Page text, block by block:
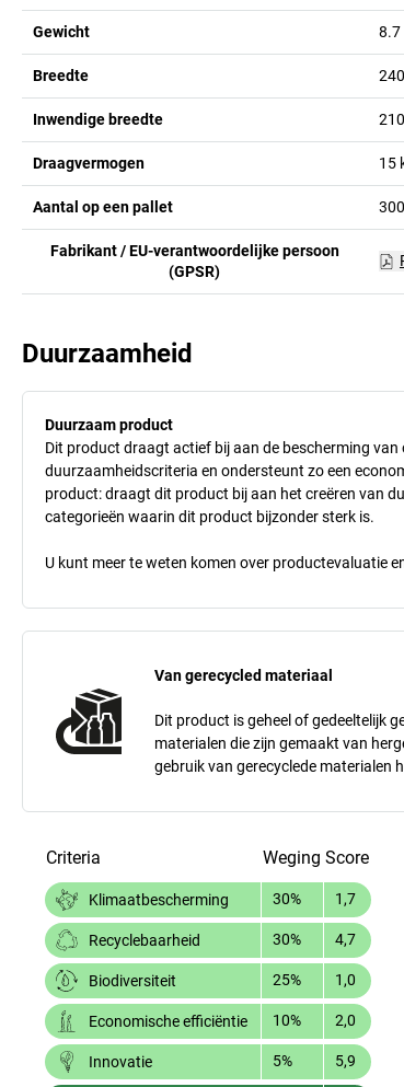
Gewicht 8.7
Breedte 240
Inwendige breedte 210
Draagvermogen 15
Aantal op een pallet 300
Fabrikant / EU-verantwoordelijke persoon
(GPSR)
Duurzaamheid
Duurzaam product
Dit product draagt actief bij aan de bescherming
duurzaamheidscriteria en ondersteunt zo een
product: draagt dit product bij aan het creëren van
categorieën waarin dit product bijzonder sterk is.
U kunt meer te weten komen over productevaluatie
Van gerecycled materiaal
Dit product is geheel of gedeeltelijk
materialen die zijn gemaakt van
gebruik van gerecyclede materialen
Criteria Weging Score
Klimaatbescherming 30% 1,7
Recyclebaarheid 30% 4,7
Biodiversiteit 25% 1,0
Economische efficiëntie 10% 2,0
Innovatie 5% 5,9